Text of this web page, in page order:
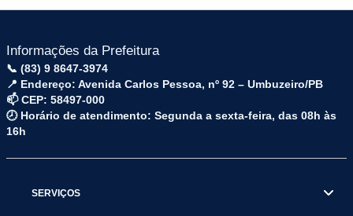
Informações da Prefeitura
📞 (83) 9 8647-3974
📍 Endereço: Avenida Carlos Pessoa, nº 92 – Umbuzeiro/PB
📫 CEP: 58497-000
🕗 Horário de atendimento: Segunda a sexta-feira, das 08h às
16h
SERVIÇOS